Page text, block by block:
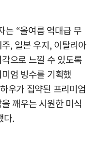
는 “올여름 역대급 무
, 일본 우지, 이탈리아
으로 느낄 수 있도록
엄 빙수를 기획했
우가 집약된 프리미엄
깨우는 시원한 미식
다.